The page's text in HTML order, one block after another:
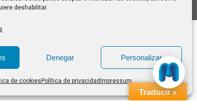
deshabilitar.
Denegar Personalizar
de cookies Política de privacidad Impressum
Traducir »